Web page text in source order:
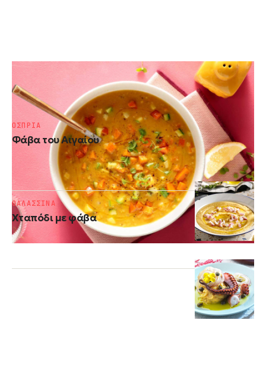
Σούπα φάβας με λαχανικά
Φάβα του Αιγαίου
ΟΣΠΡΙΑ
Χταπόδι με φάβα
ΘΑΛΑΣΣΙΝΑ